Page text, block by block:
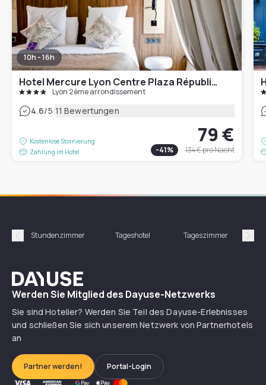
10h - 16h
Hotel Mercure Lyon Centre Plaza République
Lyon 2ème arrondissement
4.6/5|11 Bewertungen
Kostenlose Stornierung
Zahlung im Hotel
79 €
-41% 134 €pro Nacht
Précédent
Stundenzimmer Tageshotel Tageszimmer
Dayuse
Werden Sie Mitglied des Dayuse-Netzwerks
Sie sind Hotelier? Werden Sie Teil des Dayuse-Erlebnisses
und schließen Sie sich unserem Netzwerk von Partnerhotels
an
Partner werden! Portal-Login